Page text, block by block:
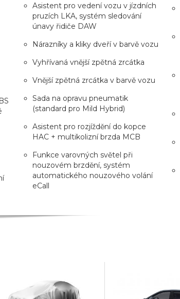
Asistent pro vedení vozu v jízdních
pruzích LKA, systém sledování
únavy řidiče DAW
Nárazníky a kliky dveří v barvě vozu
Vyhřívaná vnější zpětná zrcátka
Vnější zpětná zrcátka v barvě vozu
Sada na opravu pneumatik
(standard pro Mild Hybrid)
Asistent pro rozjíždění do kopce
HAC + multikolizní brzda MCB
Funkce varovných světel při
nouzovém brzdění, systém
automatického nouzového volání
eCall